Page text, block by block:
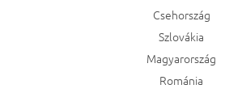
Csehország
Szlovákia
Magyarország
Románia